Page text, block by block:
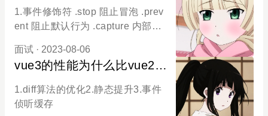
数据进行改动，这就实现了双向数
据绑定。ViewModel通过双向绑定
把View和Model连接起来，他们之
间的同步是自动的，不需要人为干
涉，所以我们只需要关注业务逻辑
即可，不需要操作DOM，同时也不
需要关注数据的状态问题，因为它
问题，created里不会，一般用crea
ted比较多。请求的数据对DOM有
影响，那么使用created如果请求的
数据对DOM无关，可以放在mount
ed
1.事件修饰符 .stop 阻止冒泡 .prev
ent 阻止默认行为 .capture 内部元
在event.target是当前元素时触发 .o
nce 事件只会触发一次 .passive 立
即触发默认行为 .native 把当前元素
作为原生标签看待2.按键修饰符 .ke
面试 · 2023-08-06
vue3的性能为什么比vue2
好？
1.diff算法的优化2.静态提升3.事件
侦听缓存